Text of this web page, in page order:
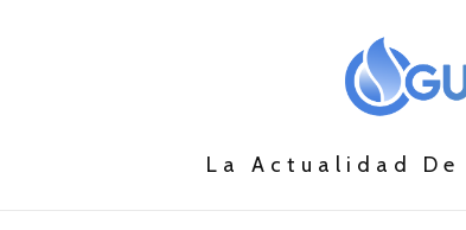
La Actualidad